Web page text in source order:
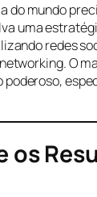
do mundo
uma
redes
O
poderoso,
os